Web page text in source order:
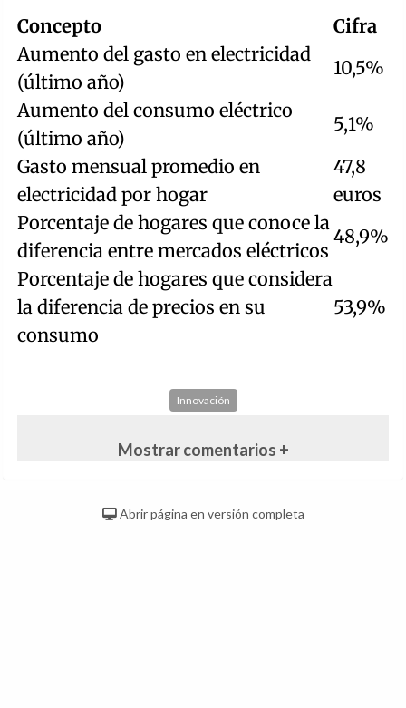
Concepto
Cifra
Aumento del gasto en electricidad
(último año)
10,5%
Aumento del consumo eléctrico
(último año)
5,1%
Gasto mensual promedio en
electricidad por hogar
47,8
euros
Porcentaje de hogares que conoce la
diferencia entre mercados eléctricos
48,9%
Porcentaje de hogares que considera
la diferencia de precios en su
consumo
53,9%
Innovación
Mostrar comentarios +
Abrir página en versión completa